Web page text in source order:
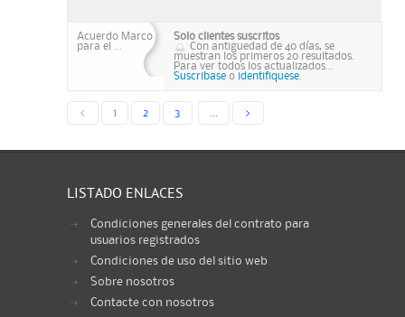
Acuerdo Marco
para el ...
Solo clientes suscritos
Con antiguedad de 40 días, se
muestran los primeros 20 resultados.
Para ver todos los actualizados...
Suscribase o identifiquese.
< 1 2 3 >
LISTADO ENLACES
Condiciones generales del contrato para
usuarios registrados
Condiciones de uso del sitio web
Sobre nosotros
Contacte con nosotros